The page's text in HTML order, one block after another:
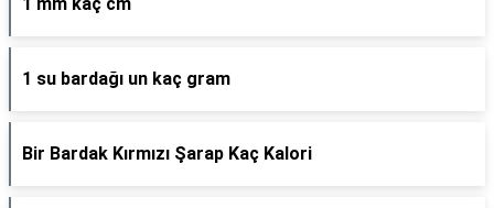
1 su bardağı un kaç gram
Bir Bardak Kırmızı Şarap Kaç Kalori